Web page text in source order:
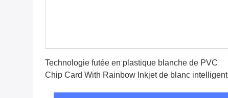
Technologie futée en plastique blanche de PVC
Chip Card With Rainbow Inkjet de blanc intelligent